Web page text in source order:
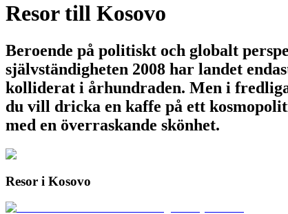
Resor till Kosovo
Beroende på politiskt och globalt
självständigheten 2008 har landet
kolliderat i århundraden. Men i
du vill dricka en kaffe på ett
med en överraskande skönhet.
Resor i Kosovo